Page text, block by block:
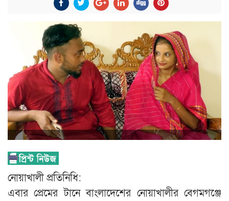
নোয়াখালী প্রতিনিধি:
এবার প্রেমের টানে বাংলাদেশের নোয়াখালীর বেগমগঞ্জে